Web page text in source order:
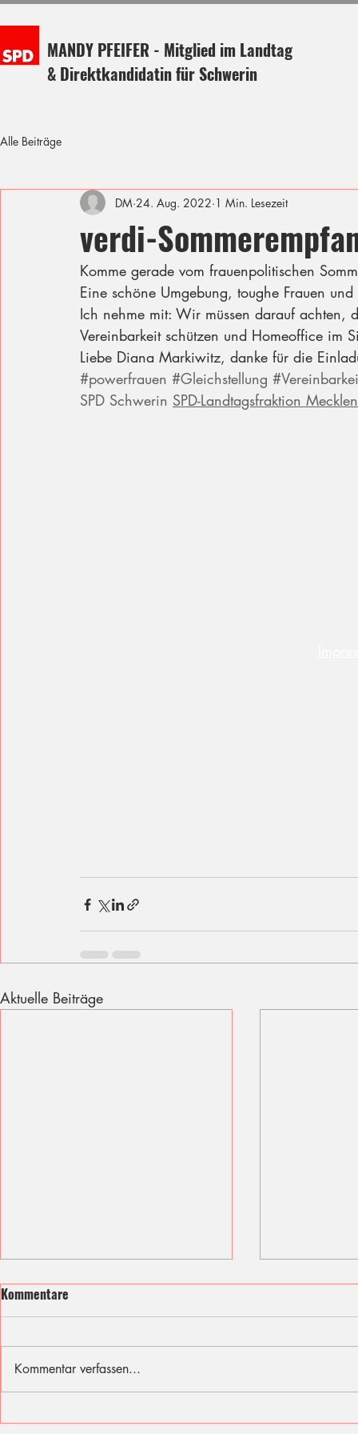
MANDY PFEIFER - Mitglied im Landtag
& Direktkandidatin für Schwerin
Alle Beiträge
verdi-
DM 24. Aug. 2022 1 Min. Lesezeit
Komme gerade vom frauenpolitischen
Eine schöne Umgebung, toughe Frauen
Ich nehme mit: Wir müssen darauf achten,
Vereinbarkeit schützen und Homeoffice im
Liebe Diana Markiwitz, danke für die
#powerfrauen #Gleichstellung
SPD Schwerin SPD-Landtagsfraktion
Aktuelle Beiträge
Ich fühle mit den Opfern des
Sommer,
Kommentare
Kommentar verfassen...